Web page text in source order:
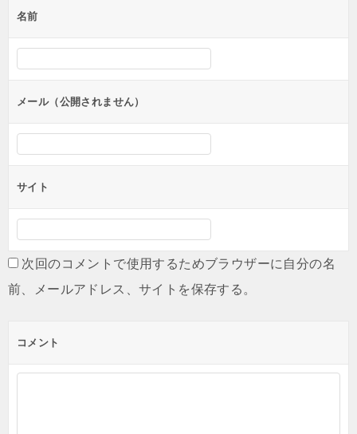
ー
シ
ョ
ン
名前
メール（公開されません）
サイト
次回のコメントで使用するためブラウザーに自分の名
前、メールアドレス、サイトを保存する。
コメント